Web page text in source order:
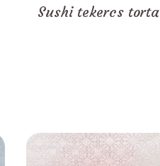
Sushi tekercs torta